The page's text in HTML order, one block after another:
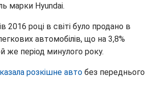
марки Hyundai.
2016 році в світі було продано в
автомобілів, що на 3,8%
же період минулого року.
розкішне авто без переднього